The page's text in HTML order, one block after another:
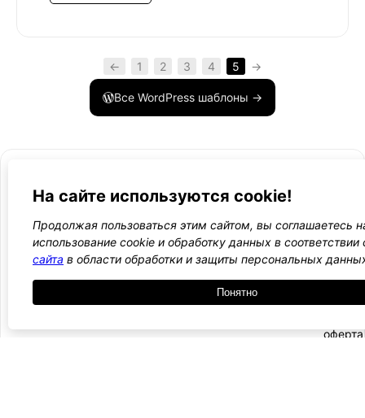
← 1 2 3 4 5 →
Все WordPress шаблоны →
WordPress лаборатория
Ещё один сайт на WordPress 💛
-
-
-
Оплата
и
оферта
На сайте используются cookie!
Продолжая пользоваться этим сайтом, вы соглашаетесь
использование cookie и обработку данных в соответствии
сайта в области обработки и защиты персональных
Понятно